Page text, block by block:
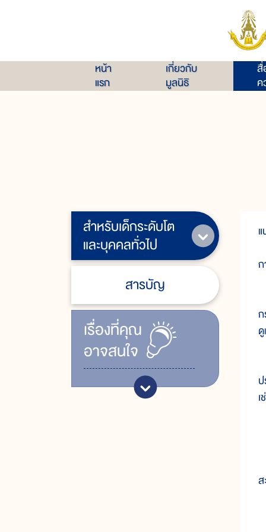
หน้า
แรก
เกี่ยวกับ
มูลนิธิ
สื่
ค
สำหรับเด็กระดับโต
และบุคคลทั่วไป
สารบัญ
เรื่ิองที่คุณ
อาจสนใจ